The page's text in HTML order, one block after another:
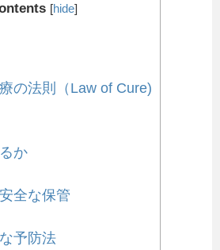
[hide]
の法則（Law of Cure)
か
全な保管
予防法